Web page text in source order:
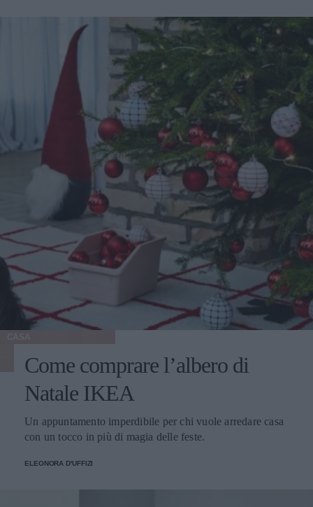
Come comprare l’albero di
Natale IKEA
Un appuntamento imperdibile per chi vuole arredare casa
con un tocco in più di magia delle feste.
ELEONORA D'UFFIZI